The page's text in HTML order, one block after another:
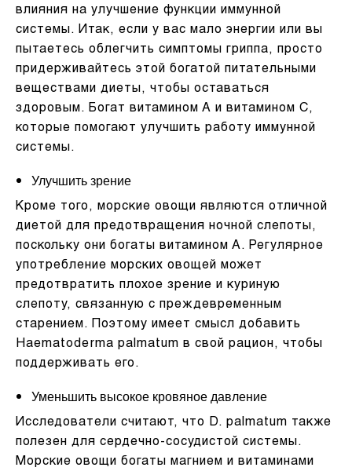
влияния на улучшение функции иммунной
системы. Итак, если у вас мало энергии или вы
пытаетесь облегчить симптомы гриппа, просто
придерживайтесь этой богатой питательными
веществами диеты, чтобы оставаться
здоровым. Богат витамином А и витамином С,
которые помогают улучшить работу иммунной
системы.
Улучшить зрение
Кроме того, морские овощи являются отличной
диетой для предотвращения ночной слепоты,
поскольку они богаты витамином А. Регулярное
употребление морских овощей может
предотвратить плохое зрение и куриную
слепоту, связанную с преждевременным
старением. Поэтому имеет смысл добавить
Haematoderma palmatum в свой рацион, чтобы
поддерживать его.
Уменьшить высокое кровяное давление
Исследователи считают, что D. palmatum также
полезен для сердечно-сосудистой системы.
Морские овощи богаты магнием и витаминами